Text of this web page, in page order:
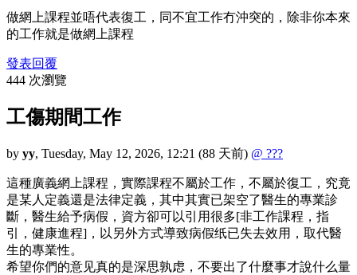
做網上課程並唔代表復工，同不宜工作冇沖突的，除非你本來
的工作就是做網上課程
發表回覆
444 次瀏覽
工傷期間工作
by yy, Tuesday, May 12, 2026, 12:21 (88 天前) @ ???
這種廣義網上課程，實際課程不屬於工作，不屬於復工，究竟
是某人定義還是法律定義，其中其實已架空了醫生的專業診
斷，醫生給予病假，資方卻可以引用很多[非工作課程，指
引，健康進程]，以另外方式導致病假纸已失去效用，取代醫
生的專業性。
希望你們的意见真的是深思孰虑，不要出了什麼事才說什么量